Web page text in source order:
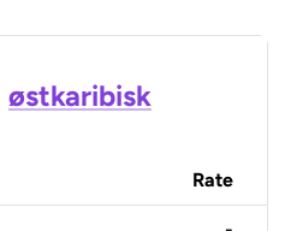
østkaribisk
Rate